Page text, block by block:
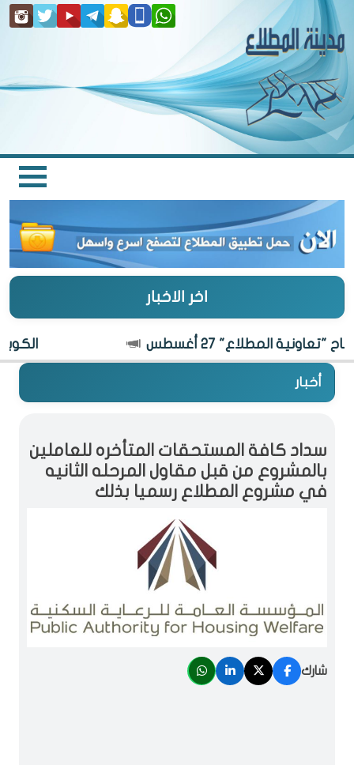
اخر الاخبار
المطلاع" 27 أغسطس الكويت
أخبار
سداد كافة المستحقات المتأخره للعاملين
بالمشروع من قبل مقاول المرحله الثانيه
في مشروع المطلاع رسميا بذلك
شارك